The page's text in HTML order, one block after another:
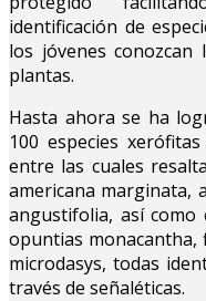
identificación de
los jóvenes
plantas.
Hasta ahora se ha
100 especies
entre las cuales
americana marginata,
angustifolia, así
opuntias monacantha,
microdasys, todas
través de señaléticas.